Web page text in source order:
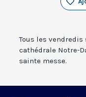
Tous les vendredis
cathédrale Notre-
sainte messe.